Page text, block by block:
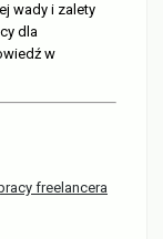
wady i zalety
dla
w
freelancera